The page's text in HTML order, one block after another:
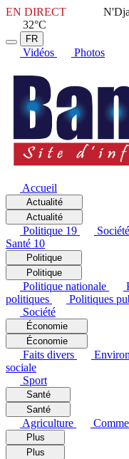
EN DIRECT
32°C
FR
Vidéos Photos
Accueil
Actualité
Actualité
Politique 19 Société
Santé 10
Politique
Politique
Politique nationale
politiques
Politiques
Société
Économie
Économie
Faits divers
sociale
Sport
Santé
Santé
Agriculture
Plus
Plus